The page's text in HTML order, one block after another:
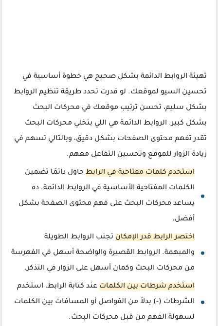
تهيئة الروابط الدائمة بشكل صحيح هي خطوة أساسية في
تحسين السيو لموقعك. لو قدرت تحدد طريقة تنظيم الروابط
بشكل سليم، تحسن ترتيب موقعك في محركات البحث
بشكل كبير. الروابط الدائمة هي اللي بتخلي محركات البحث
تقدر تفهم محتوى الصفحات بشكل دقيق، وبالتالي تسهم في
زيادة الزوار للموقع وتحسين التفاعل معهم.
استخدم كلمات مفتاحية في الرابط حاول دائمًا تضمين
الكلمات المفتاحية الأساسية في الروابط الدائمة. ده
يساعد محركات البحث على فهم محتوى الصفحة بشكل
أفضل.
اختصر الرابط قدر الإمكان تجنب الروابط الطويلة
والمبهمة. الروابط القصيرة والواضحة أسهل في الفهرسة
من محركات البحث وكمان أسهل على الزوار في التذكر.
استخدم شرطات بين الكلمات عند كتابة الرابط، استخدم
الشرطات (-) بدلاً من الفواصل أو المسافات بين الكلمات
لسهولة الفهم من قبل محركات البحث.